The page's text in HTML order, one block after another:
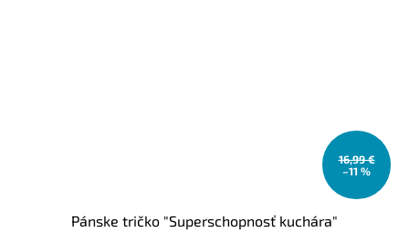
16,99 €
–11 %
Pánske tričko "Superschopnosť kuchára"